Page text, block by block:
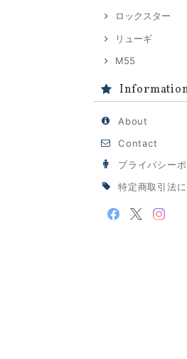
ロックスター
リューギ
M55
About
Contact
プライバシー
特定商取引法